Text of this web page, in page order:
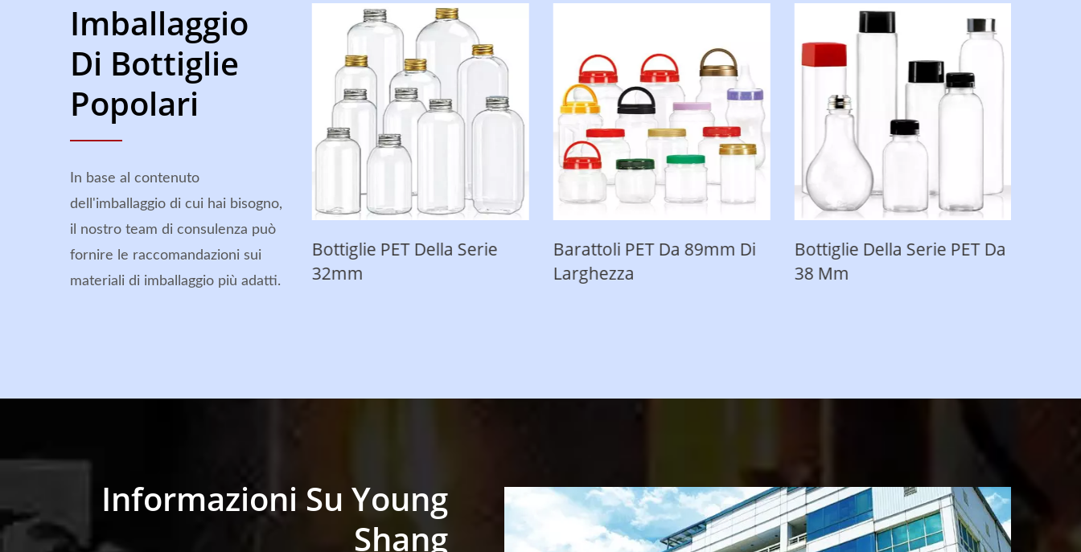
Imballaggio
Di Bottiglie
Popolari
In base al contenuto
dell'imballaggio di cui hai bisogno,
il nostro team di consulenza può
fornire le raccomandazioni sui
materiali di imballaggio più adatti.
ALU / Plastica
Bottiglie PET Della Serie
32mm
Barattoli PET Da 89mm Di
Bottiglie Della Serie PET Da
Coperchi PET ALU /
Informazioni Su Young
Shang